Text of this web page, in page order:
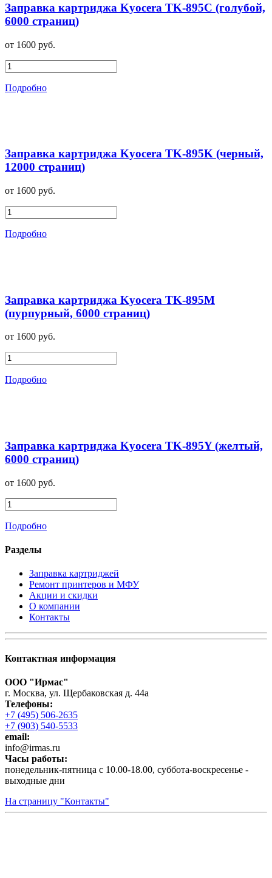
Заправка картриджа Kyocera TK-895C (голубой,
6000 страниц)
от 1600 руб.
Подробно
Заправка картриджа Kyocera TK-895K (черный,
12000 страниц)
от 1600 руб.
Подробно
Заправка картриджа Kyocera TK-895M
(пурпурный, 6000 страниц)
от 1600 руб.
Подробно
Заправка картриджа Kyocera TK-895Y (желтый,
6000 страниц)
от 1600 руб.
Подробно
Разделы
Заправка картриджей
Ремонт принтеров и МФУ
Акции и скидки
О компании
Контакты
Контактная информация
ООО "Ирмас"
г. Москва, ул. Щербаковская д. 44а
Телефоны:
+7 (495) 506-2635
+7 (903) 540-5533
email:
infо@irmas.ru
Часы работы:
понедельник-пятница с 10.00-18.00, суббота-воскресенье -
выходные дни
На страницу "Контакты"